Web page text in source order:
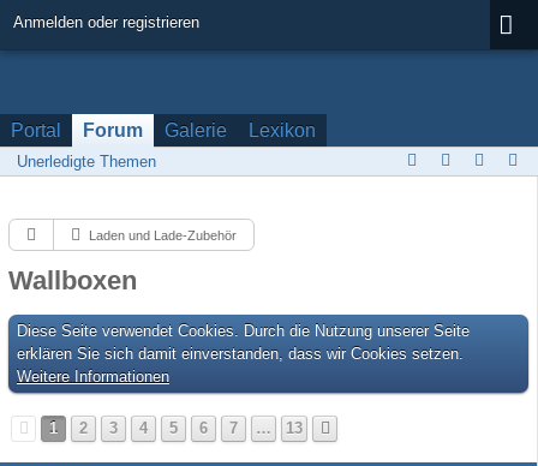
Anmelden oder registrieren
Portal Forum Galerie Lexikon
Unerledigte Themen
Laden und Lade-Zubehör
Wallboxen
Diese Seite verwendet Cookies. Durch die Nutzung unserer Seite
erklären Sie sich damit einverstanden, dass wir Cookies setzen.
Weitere Informationen
1 2 3 4 5 6 7 … 13